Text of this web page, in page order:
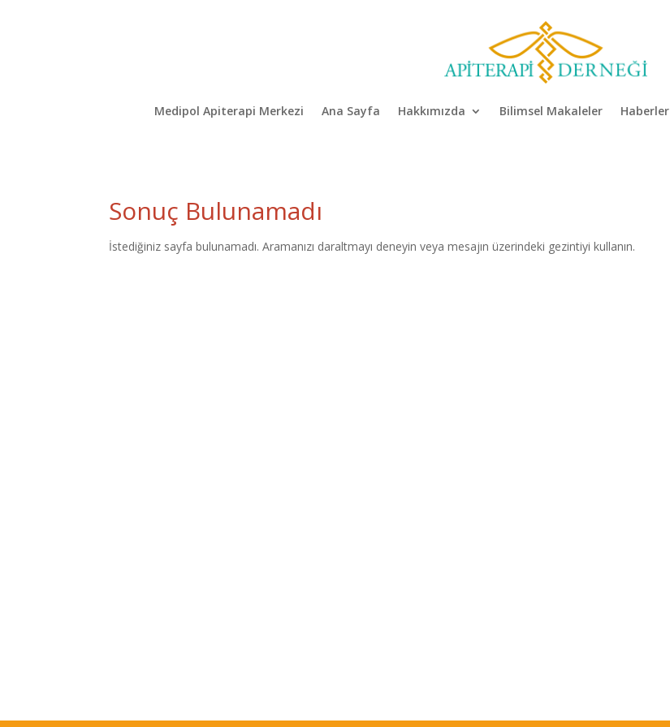
Medipol Apiterapi Merkezi Ana Sayfa Hakkımızda Bilimsel Makaleler Haberler
Sonuç Bulunamadı
İstediğiniz sayfa bulunamadı. Aramanızı daraltmayı deneyin veya mesajın üzerindeki gezintiyi kullanın.